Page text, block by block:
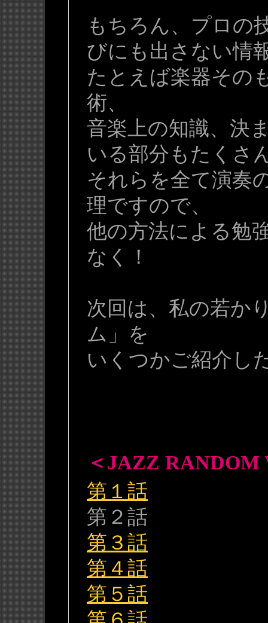
もちろん、プロの
びにも出さない情
たとえば楽器その
術、
音楽上の知識、決
いる部分もたくさ
それらを全て演奏
理ですので、
他の方法による勉
なく！
次回は、私の若か
ム」を
いくつかご紹介し
＜JAZZ RANDOM
第１話
第２話
第３話
第４話
第５話